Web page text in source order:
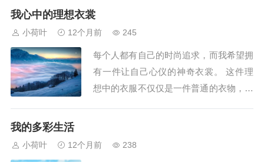
公鸡和小狗等可爱动物，都以绚丽多姿的
面上刻有12个罗马数字，宛如一群调皮的
小...
我心中的理想衣裳
小荷叶 12个月前 245
每个人都有自己的时尚追求，而我希望拥
有一件让自己心仪的神奇衣裳。 这件理
想中的衣服不仅仅是一件普通的衣物，它
我的多彩生活
小荷叶 12个月前 238